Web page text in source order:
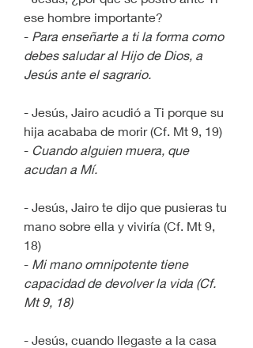
ese hombre importante?
- Para enseñarte a ti la forma como
debes saludar al Hijo de Dios, a
Jesús ante el sagrario.
- Jesús, Jairo acudió a Ti porque su
hija acababa de morir (Cf. Mt 9, 19)
- Cuando alguien muera, que
acudan a Mí.
- Jesús, Jairo te dijo que pusieras tu
mano sobre ella y viviría (Cf. Mt 9,
18)
- Mi mano omnipotente tiene
capacidad de devolver la vida (Cf.
Mt 9, 18)
- Jesús, cuando llegaste a la casa